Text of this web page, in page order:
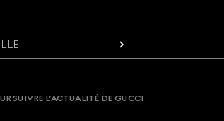
SUIVRE L’ACTUALITÉ DE GUCCI